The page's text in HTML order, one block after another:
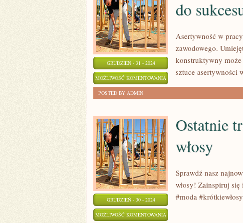
GRUDZIEŃ - 31 - 2024
MOŻLIWOŚĆ KOMENTOWANIA
PRACY:
KLUCZ
SUKCESU
ZOSTAŁA WYŁĄCZONA
do
Asertywność w
zawodowego.
konstruktywny
sztuce asertywności
POSTED BY ADMIN
GRUDZIEŃ - 30 - 2024
MOŻLIWOŚĆ KOMENTOWANIA
Ostatnie
włosy
Sprawdź nasz
włosy! Zainspiruj
#moda #krótkiewłosy